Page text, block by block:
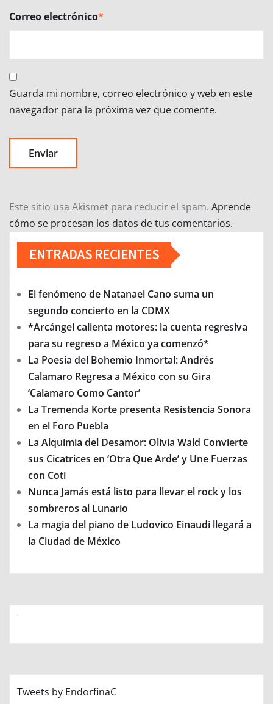
Correo electrónico*
Guarda mi nombre, correo electrónico y web en este
navegador para la próxima vez que comente.
Este sitio usa Akismet para reducir el spam. Aprende
cómo se procesan los datos de tus comentarios.
ENTRADAS RECIENTES
El fenómeno de Natanael Cano suma un
segundo concierto en la CDMX
*Arcángel calienta motores: la cuenta regresiva
para su regreso a México ya comenzó*
La Poesía del Bohemio Inmortal: Andrés
Calamaro Regresa a México con su Gira
‘Calamaro Como Cantor’
La Tremenda Korte presenta Resistencia Sonora
en el Foro Puebla
La Alquimia del Desamor: Olivia Wald Convierte
sus Cicatrices en ‘Otra Que Arde’ y Une Fuerzas
con Coti
Nunca Jamás está listo para llevar el rock y los
sombreros al Lunario
La magia del piano de Ludovico Einaudi llegará a
la Ciudad de México
Tweets by EndorfinaC